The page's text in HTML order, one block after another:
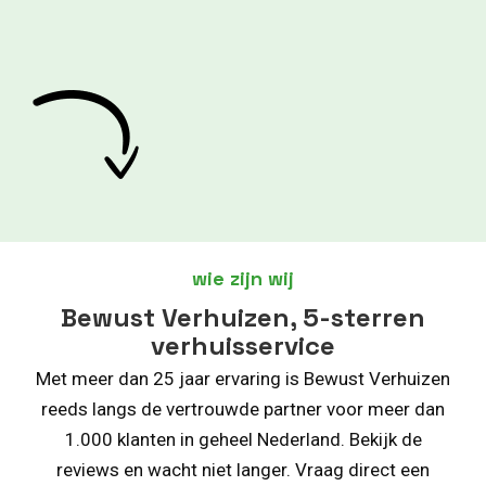
wie zijn wij
Bewust Verhuizen, 5-sterren
verhuisservice
Met meer dan 25 jaar ervaring is Bewust Verhuizen
reeds langs de vertrouwde partner voor meer dan
1.000 klanten in geheel Nederland. Bekijk de
reviews en wacht niet langer. Vraag direct een